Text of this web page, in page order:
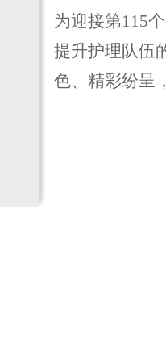
为迎接第115
提升护理队伍
色、精彩纷呈